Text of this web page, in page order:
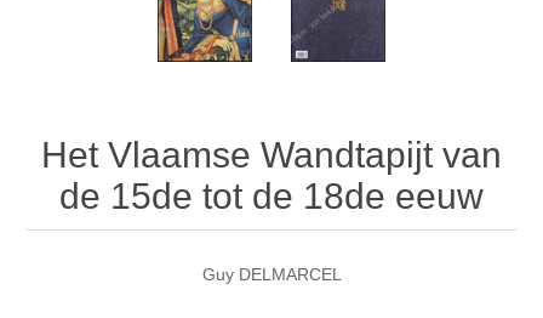
Het Vlaamse Wandtapijt van
de 15de tot de 18de eeuw
Guy DELMARCEL